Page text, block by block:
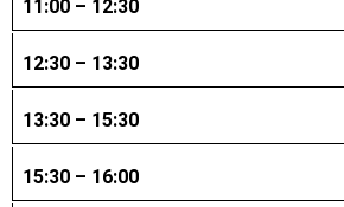
11:00 – 12:30
12:30 – 13:30
13:30 – 15:30
15:30 – 16:00